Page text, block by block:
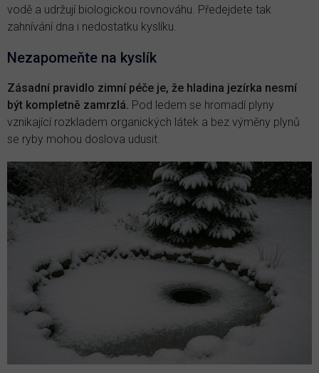
vodě a udržují biologickou rovnováhu. Předejdete tak
zahnívání dna i nedostatku kyslíku.
Nezapomeňte na kyslík
Zásadní pravidlo zimní péče je, že hladina jezírka nesmí
být kompletně zamrzlá. Pod ledem se hromadí plyny
vznikající rozkladem organických látek a bez výměny plynů
se ryby mohou doslova udusit.